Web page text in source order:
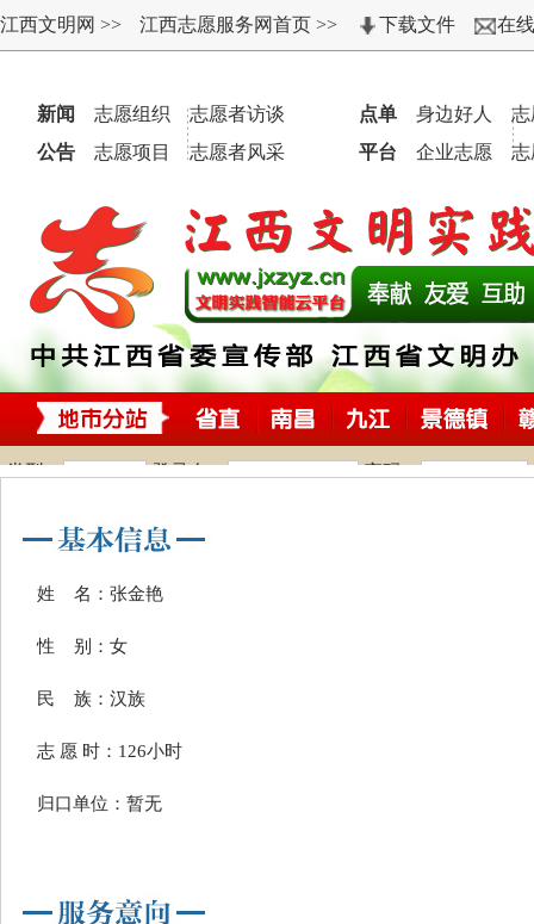
姓 名：张金艳
性 别：女
民 族：汉族
志 愿 时：126小时
归口单位：暂无